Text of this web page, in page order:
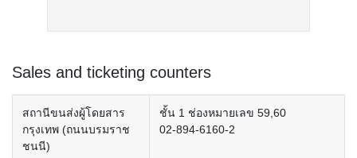
Sales and ticketing counters
สถานีขนส่งผู้โดยสาร
กรุงเทพ (ถนนบรมราช
ชนนี)
ชั้น 1 ช่องหมายเลข 59,60
02-894-6160-2